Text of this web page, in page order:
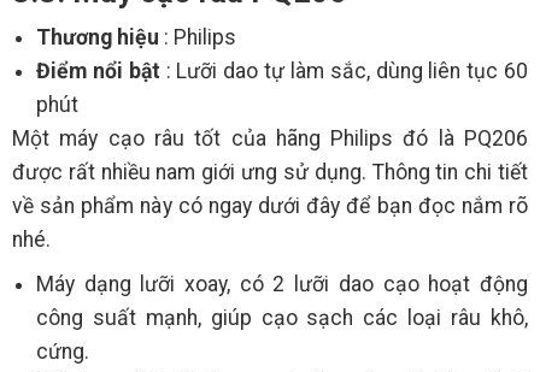
Thương hiệu : Philips
Điểm nổi bật : Lưỡi dao tự làm sắc, dùng liên tục 60
phút
Một máy cạo râu tốt của hãng Philips đó là PQ206
được rất nhiều nam giới ưng sử dụng. Thông tin chi tiết
về sản phẩm này có ngay dưới đây để bạn đọc nắm rõ
nhé.
Máy dạng lưỡi xoay, có 2 lưỡi dao cạo hoạt động
công suất mạnh, giúp cạo sạch các loại râu khô,
cứng.